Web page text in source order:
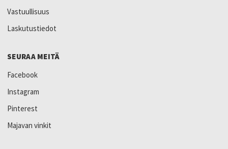
Vastuullisuus
Laskutustiedot
SEURAA MEITÄ
Facebook
Instagram
Pinterest
Majavan vinkit